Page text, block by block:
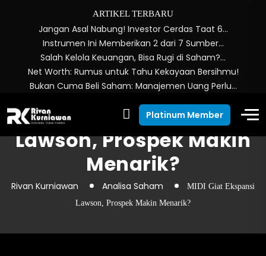
ARTIKEL TERBARU
Jangan Asal Nabung! Investor Cerdas Taat 6…
Instrumen Ini Memberikan 2 dari 7 Sumber…
Salah Kelola Keuangan, Bisa Rugi di Saham?…
Net Worth: Rumus untuk Tahu Kekayaan Bersihmu!
Bukan Cuma Beli Saham: Manajemen Uang Perlu…
Platinum Member
MIDI Giat Ekspansi
Lawson, Prospek Makin
Menarik?
Rivan Kurniawan Analisa Saham
MIDI Giat Ekspansi
Lawson, Prospek Makin Menarik?